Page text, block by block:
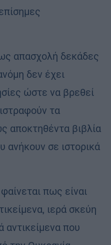
απασχολή δεκάδες
δεν έχει
ώστε να βρεθεί
τα
αποκτηθέντα βιβλία
ανήκουν σε ιστορικά
πως είναι
ιερά σκεύη
αντικείμενα που